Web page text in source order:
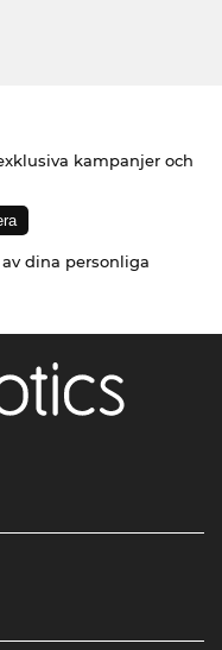
kampanjer och
dina personliga